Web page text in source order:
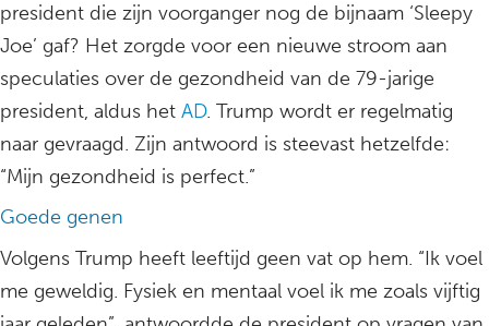
president die zijn voorganger nog de bijnaam ‘Sleepy
Joe’ gaf? Het zorgde voor een nieuwe stroom aan
speculaties over de gezondheid van de 79-jarige
president, aldus het AD. Trump wordt er regelmatig
naar gevraagd. Zijn antwoord is steevast hetzelfde:
“Mijn gezondheid is perfect.”
Goede genen
Volgens Trump heeft leeftijd geen vat op hem. “Ik voel
me geweldig. Fysiek en mentaal voel ik me zoals vijftig